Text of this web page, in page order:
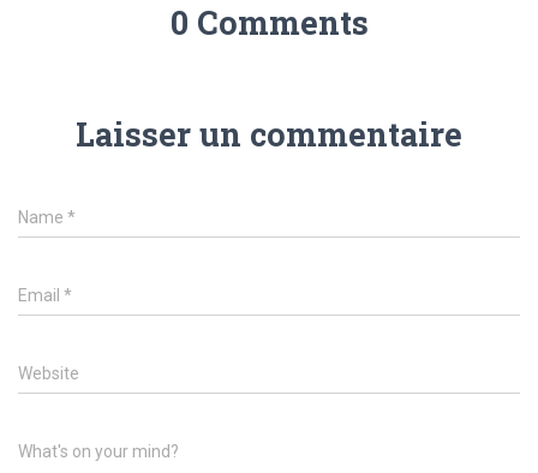
0 Comments
Laisser un commentaire
Name *
Email *
Website
What's on your mind?